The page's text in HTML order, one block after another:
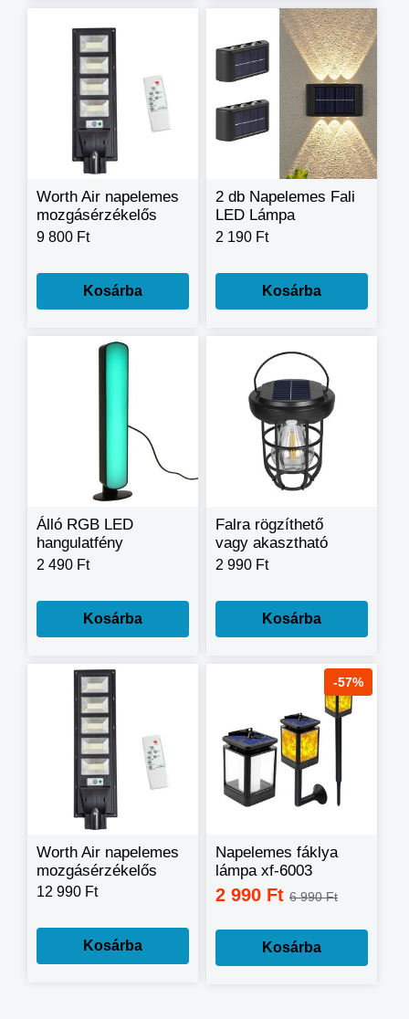
Worth Air napelemes
mozgásérzékelős
LED utcai lámpa
9 800 Ft
Kosárba
2 db Napelemes Fali
LED Lámpa
Fényérzékelővel,
2 190 Ft
Kosárba
Álló RGB LED
hangulatfény
távirányítóval D04-
2 490 Ft
Kosárba
Falra rögzíthető
vagy akasztható
mozgásérzékelős
2 990 Ft
Kosárba
Worth Air napelemes
mozgásérzékelős
LED utcai lámpa
12 990 Ft
Kosárba
-57%
Napelemes fáklya
lámpa xf-6003
2 990 Ft 6 990 Ft
Kosárba